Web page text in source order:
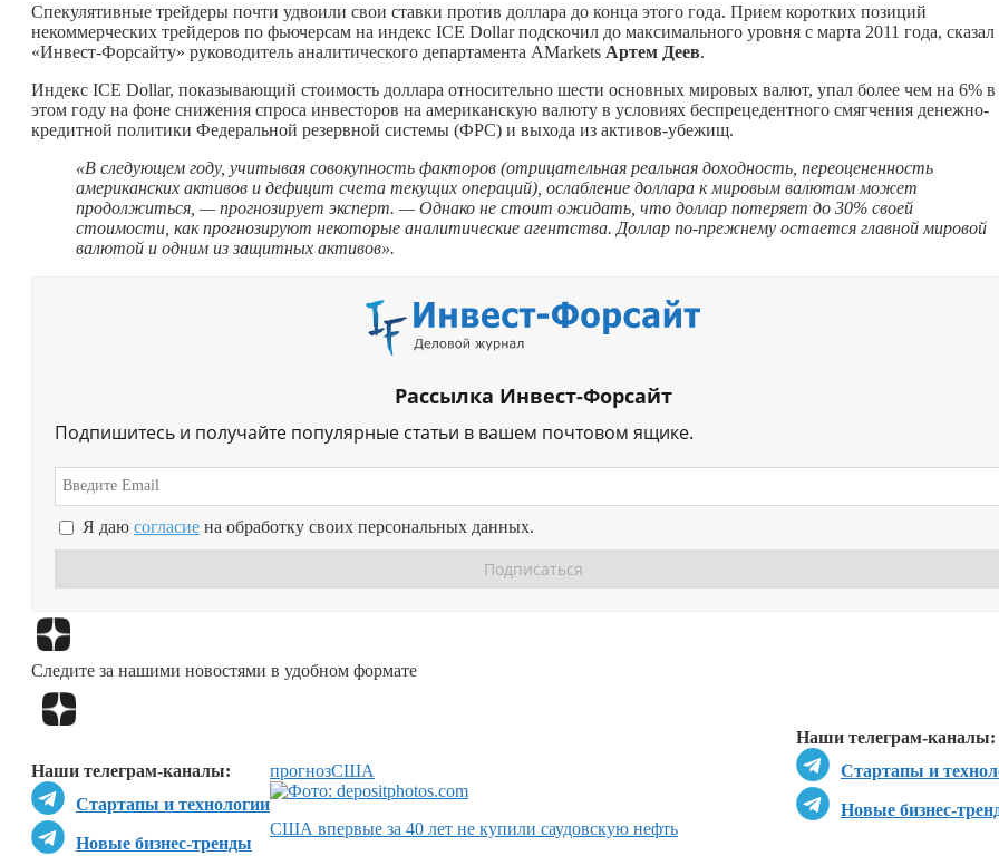
Спекулятивные трейдеры почти удвоили свои ставки против доллара до конца этого года. Прием коротких позиций
некоммерческих трейдеров по фьючерсам на индекс ICE Dollar подскочил до максимального уровня с марта 2011 года, сказал
«Инвест-Форсайту» руководитель аналитического департамента AMarkets Артем Деев.
Индекс ICE Dollar, показывающий стоимость доллара относительно шести основных мировых валют, упал более чем на 6% в
этом году на фоне снижения спроса инвесторов на американскую валюту в условиях беспрецедентного смягчения денежно-
кредитной политики Федеральной резервной системы (ФРС) и выхода из активов-убежищ.
«В следующем году, учитывая совокупность факторов (отрицательная реальная доходность, переоцененность
американских активов и дефицит счета текущих операций), ослабление доллара к мировым валютам может
продолжиться, — прогнозирует эксперт. — Однако не стоит ожидать, что доллар потеряет до 30% своей
стоимости, как прогнозируют некоторые аналитические агентства. Доллар по-прежнему остается главной мировой
валютой и одним из защитных активов».
Рассылка Инвест-Форсайт
Подпишитесь и получайте популярные статьи в вашем почтовом ящике.
Я даю согласие на обработку своих персональных данных.
Следите за нашими новостями в удобном формате
Наши телеграм-каналы:
Стартапы и
Новые бизнес-
Наши телеграм-каналы:
Стартапы и технологии
Новые бизнес-тренды
прогнозСША
США впервые за 40 лет не купили саудовскую нефть